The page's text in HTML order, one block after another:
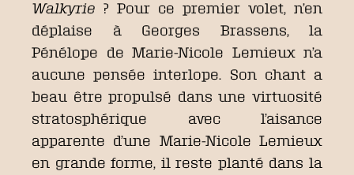
Walkyrie ? Pour ce premier volet, n’en
déplaise à Georges Brassens, la
Pénélope de Marie-Nicole Lemieux n’a
aucune pensée interlope. Son chant a
beau être propulsé dans une virtuosité
stratosphérique avec l’aisance
apparente d’une Marie-Nicole Lemieux
en grande forme, il reste planté dans la